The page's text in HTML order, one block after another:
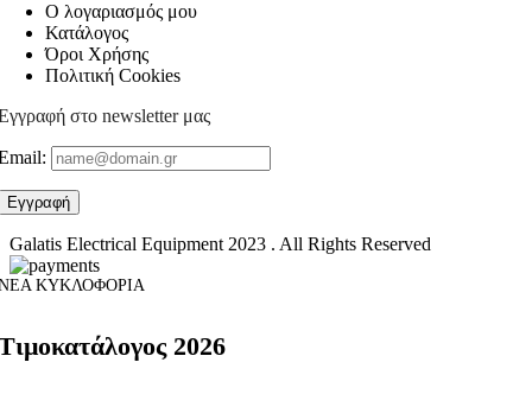
Ο λογαριασμός μου
Κατάλογος
Όροι Χρήσης
Πολιτική Cookies
στο newsletter μας
Galatis Electrical Equipment2023 . All Rights Reserved
ΚΥΚΛΟΦΟΡΙΑ
2026